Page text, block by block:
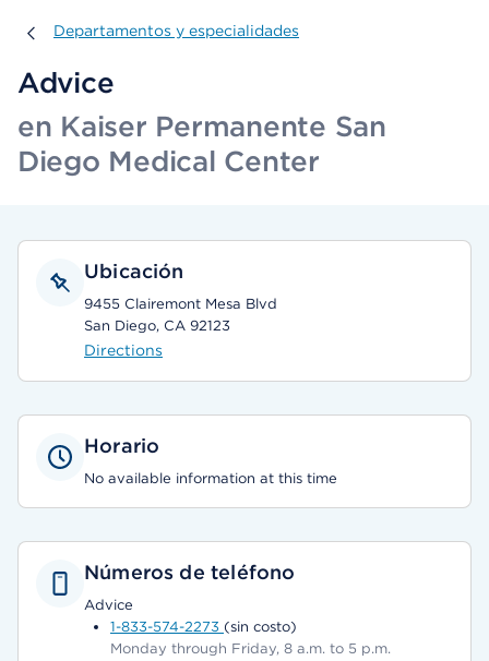
Departamentos y especialidades
Departamentos y especialidades
Advice
en Kaiser Permanente San
Diego Medical Center
Ubicación
9455 Clairemont Mesa Blvd
San Diego, CA 92123
Directions
Horario
No available information at this time
Números de teléfono
Advice
1-833-574-2273 (sin costo)
Monday through Friday, 8 a.m. to 5 p.m.